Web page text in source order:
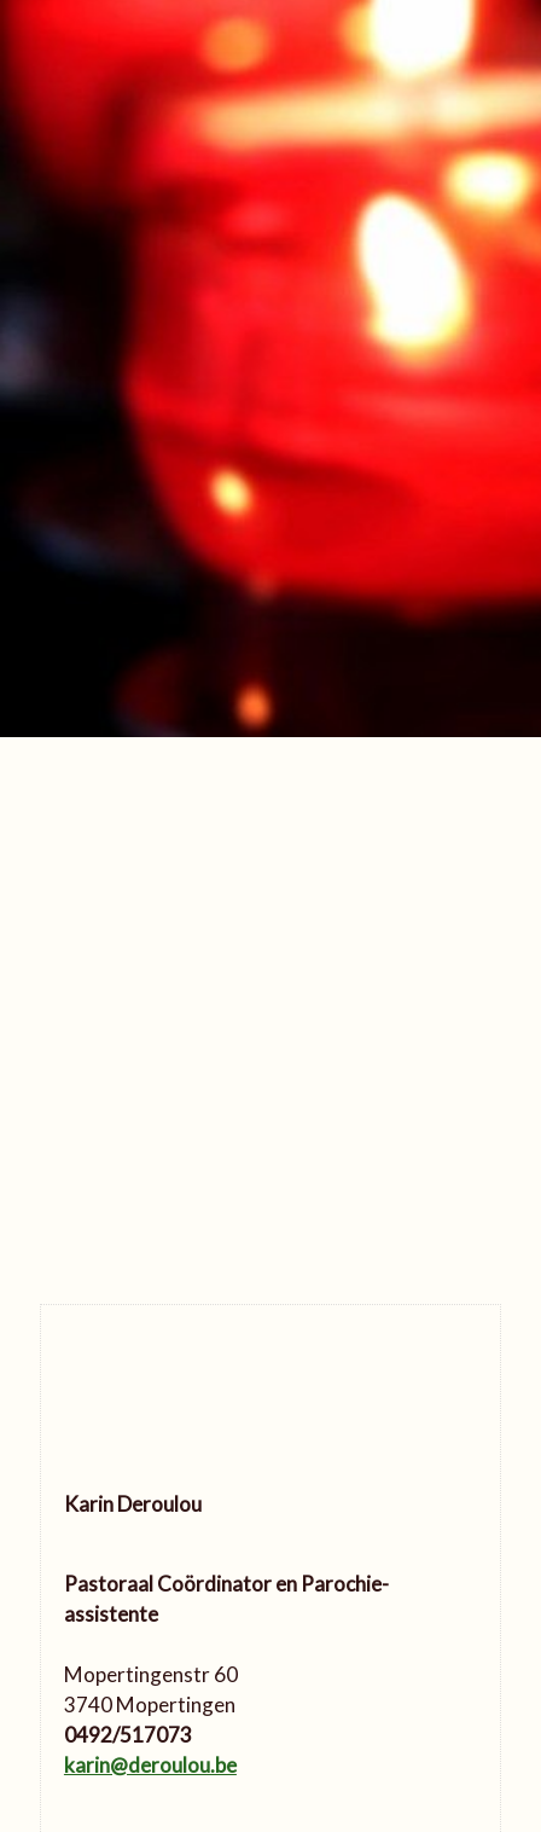
Karin Deroulou
Pastoraal Coördinator en Parochie-
assistente
Mopertingenstr 60
3740 Mopertingen
0492/517073
karin@deroulou.be